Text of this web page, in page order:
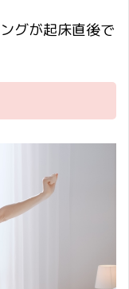
グが起床直後で